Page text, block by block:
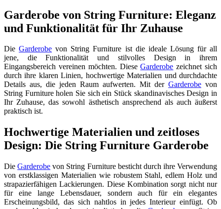
Garderobe von String Furniture: Eleganz
und Funktionalität für Ihr Zuhause
DieGarderobe von String Furniture ist die ideale Lösung für all
jene, die Funktionalität und stilvolles Design in ihrem
Eingangsbereich vereinen möchten. DieseGarderobe zeichnet sich
durch ihre klaren Linien, hochwertige Materialien und durchdachte
Details aus, die jeden Raum aufwerten. Mit der Garderobe von
String Furniture holen Sie sich ein Stück skandinavisches Design in
Ihr Zuhause, das sowohl ästhetisch ansprechend als auch äußerst
praktisch ist.
Hochwertige Materialien und zeitloses
Design: Die String Furniture Garderobe
DieGarderobe von String Furniture besticht durch ihre Verwendung
von erstklassigen Materialien wie robustem Stahl, edlem Holz und
strapazierfähigen Lackierungen. Diese Kombination sorgt nicht nur
für eine lange Lebensdauer, sondern auch für ein elegantes
Erscheinungsbild, das sich nahtlos in jedes Interieur einfügt. Ob